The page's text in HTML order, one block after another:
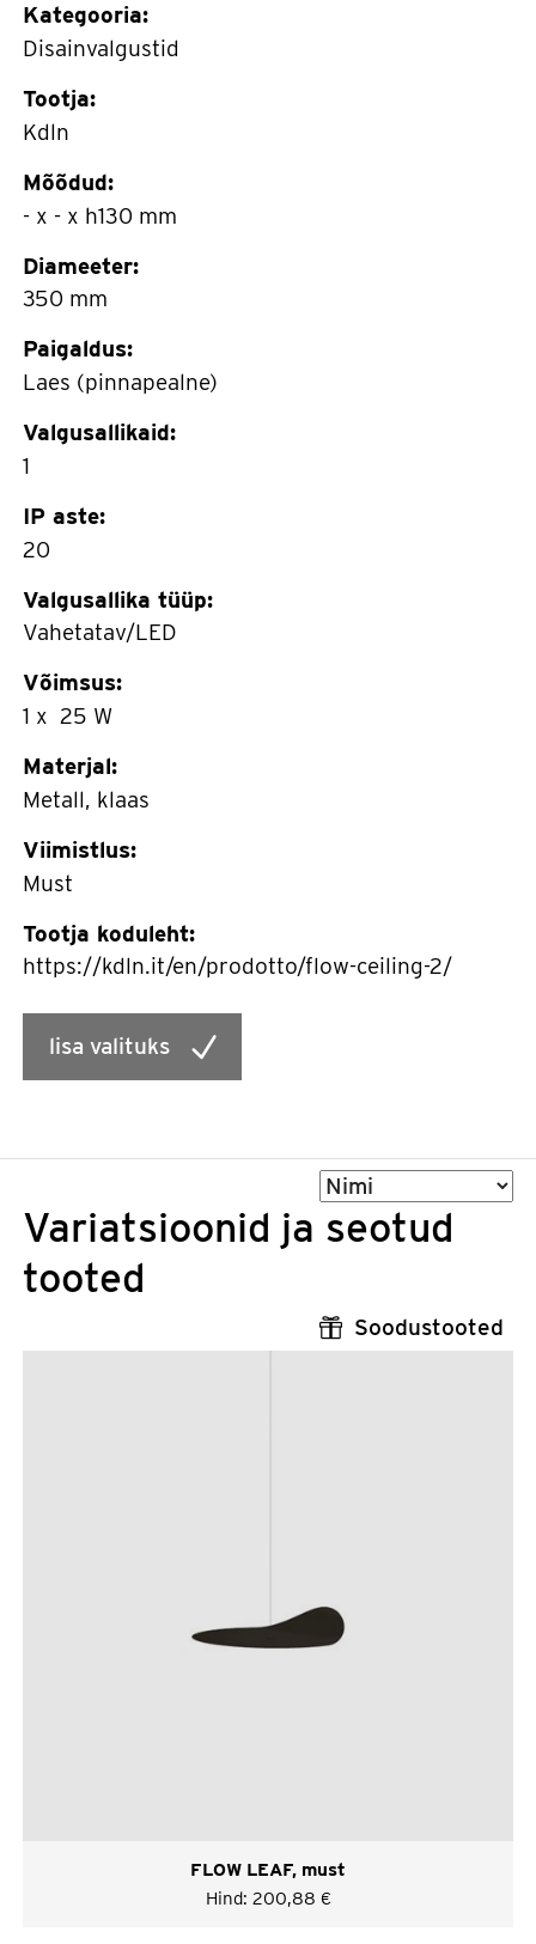
Kategooria:
Disainvalgustid
Tootja:
Kdln
Mõõdud:
- x - x h130 mm
Diameeter:
350 mm
Paigaldus:
Laes (pinnapealne)
Valgusallikaid:
1
IP aste:
20
Valgusallika tüüp:
Vahetatav/LED
Võimsus:
1 x 25 W
Materjal:
Metall, klaas
Viimistlus:
Must
Tootja koduleht:
https://kdln.it/en/prodotto/flow-ceiling-2/
lisa valituks
Sorteeri
Variatsioonid ja seotud
tooted
Soodustooted
FLOW LEAF, must
Hind: 200,88 €